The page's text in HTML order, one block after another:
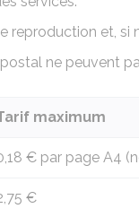
reproduction et, si
ne peuvent
maximum
€par page A4
€